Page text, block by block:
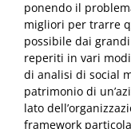
ponendo il
migliori per trarre
possibile dai
reperiti in vari
di analisi di social
patrimonio di
lato
framework